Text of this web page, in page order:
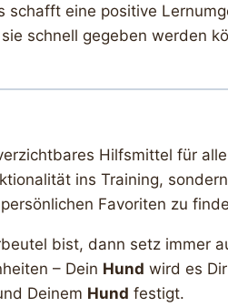
eine positive
schnell gegeben werden
Hilfsmittel für
ins Training,
Favoriten zu
bist, dann setz immer
– Dein Hund wird es
Deinem Hund festigt.